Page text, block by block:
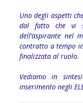
Uno degli aspetti
dal fatto che vi
dell’aspirante nel
contratto a tempo
finalizzata al ruolo.
Vediamo in
inserimento negli